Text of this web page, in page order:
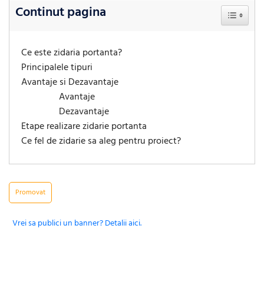
Continut pagina Toggle
Ce este zidaria portanta?
Principalele tipuri
Avantaje si Dezavantaje
Avantaje
Dezavantaje
Etape realizare zidarie portanta
Ce fel de zidarie sa aleg pentru proiect?
Promovat
Vrei sa publici un banner? Detalii aici.